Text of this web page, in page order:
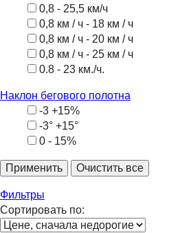
0,8 - 25,5 км/ч
0,8 км / ч - 18 км / ч
0,8 км / ч - 20 км / ч
0,8 км / ч - 25 км / ч
0.8 - 23 км./ч.
Наклон бегового полотна
-3 +15%
-3° +15°
0 - 15%
Фильтры
Сортировать по: